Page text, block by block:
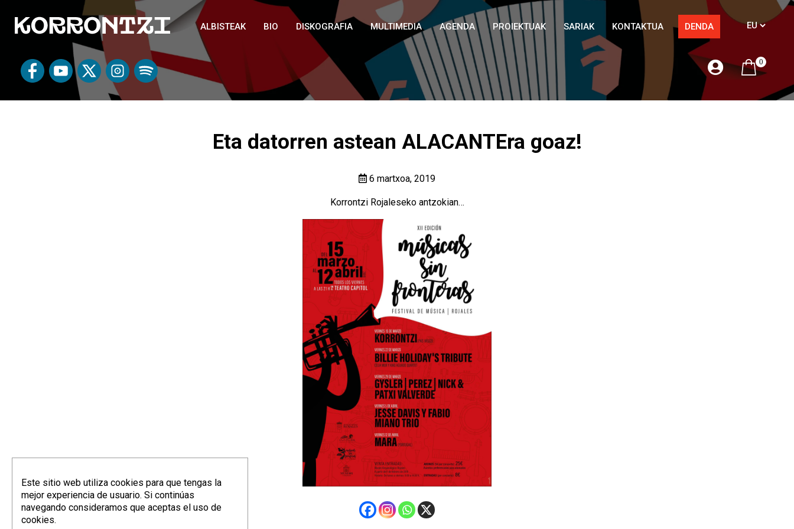
ALBISTEAK BIO DISKOGRAFIA MULTIMEDIA AGENDA PROIEKTUAK SARIAK KONTAKTUA DENDA
0
Eta datorren astean ALACANTEra goaz!
6 martxoa, 2019
Korrontzi Rojaleseko antzokian…
Este sitio web utiliza cookies para que tengas la
mejor experiencia de usuario. Si continúas
navegando consideramos que aceptas el uso de
cookies.